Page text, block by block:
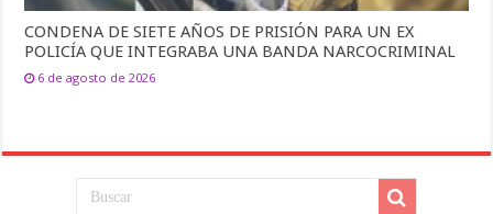
CONDENA DE SIETE AÑOS DE PRISIÓN PARA UN EX
POLICÍA QUE INTEGRABA UNA BANDA NARCOCRIMINAL
6 de agosto de 2026